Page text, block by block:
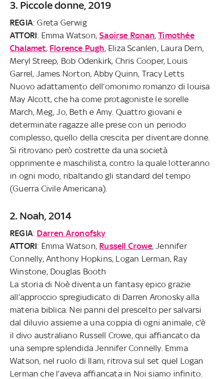
3. Piccole donne, 2019
REGIA: Greta Gerwig
ATTORI: Emma Watson,Saoirse Ronan,Timothée
Chalamet, Florence Pugh, Eliza Scanlen, Laura Dern,
Meryl Streep, Bob Odenkirk, Chris Cooper, Louis
Garrel, James Norton, Abby Quinn, Tracy Letts
Nuovo adattamento dell’omonimo romanzo di louisa
May Alcott, che ha come protagoniste le sorelle
March, Meg, Jo, Beth e Amy. Quattro giovani e
determinate ragazze alle prese con un periodo
complesso, quello della crescita per diventare donne.
Si ritrovano però costrette da una società
opprimente e maschilista, contro la quale lotteranno
in ogni modo, ribaltando gli standard del tempo
(Guerra Civile Americana).
2. Noah, 2014
REGIA: Darren Aronofsky
ATTORI: Emma Watson, Russell Crowe, Jennifer
Connelly, Anthony Hopkins, Logan Lerman, Ray
Winstone, Douglas Booth
La storia di Noè diventa un fantasy epico grazie
all’approccio spregiudicato di Darren Aronosky alla
materia biblica. Nei panni del prescelto per salvarsi
dal diluvio assieme a una coppia di ogni animale, c'è
il divo australiano Russell Crowe, qui affiancato da
una sempre splendida Jennifer Connelly. Emma
Watson, nel ruolo di Ilam, ritrova sul set quel Logan
Lerman che l’aveva affiancata in Noi siamo infinito.